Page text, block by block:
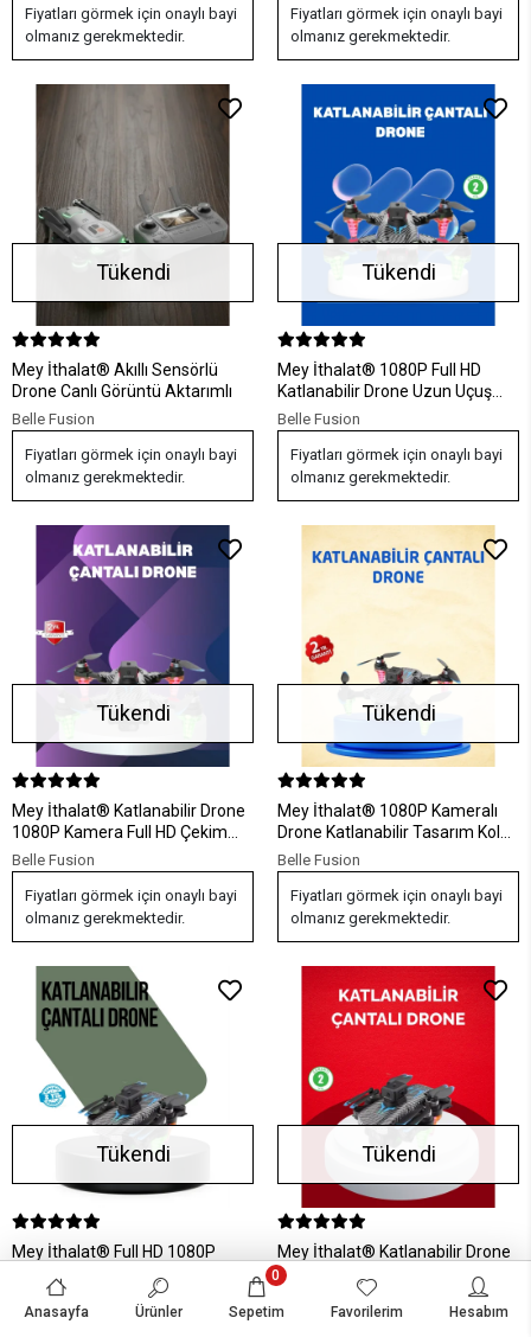
Fiyatları görmek için onaylı bayi
olmanız gerekmektedir.
Fiyatları görmek için onaylı bayi
olmanız gerekmektedir.
Tükendi
Mey İthalat® Akıllı Sensörlü
Drone Canlı Görüntü Aktarımlı
Belle Fusion
Fiyatları görmek için onaylı bayi
olmanız gerekmektedir.
Tükendi
Mey İthalat® 1080P Full HD
Katlanabilir Drone Uzun Uçuş
Süreli Hafif Tasarım
Belle Fusion
Fiyatları görmek için onaylı bayi
olmanız gerekmektedir.
Tükendi
Mey İthalat® Katlanabilir Drone
1080P Kamera Full HD Çekim
Hafif ve Taşınabilir
Belle Fusion
Fiyatları görmek için onaylı bayi
olmanız gerekmektedir.
Tükendi
Mey İthalat® 1080P Kameralı
Drone Katlanabilir Tasarım Kolay
Kullanım
Belle Fusion
Fiyatları görmek için onaylı bayi
olmanız gerekmektedir.
Tükendi
Mey İthalat® Full HD 1080P
Pil Ömürlü
Belle Fusion
Tükendi
Mey İthalat® Katlanabilir Drone
1080P Kamera 0-100m Uçuş
Anasayfa Ürünler Sepetim
0
Favorilerim Hesabım